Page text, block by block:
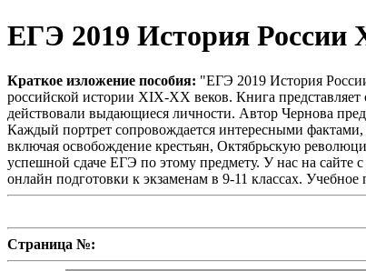
ЕГЭ 2019 История России
Краткое изложение пособия: "ЕГЭ 2019 История
российской истории XIX-XX веков. Книга
действовали выдающиеся личности. Автор Чернова
Каждый портрет сопровождается интересными
включая освобождение крестьян, Октябрьскую
успешной сдаче ЕГЭ по этому предмету. У нас на сайте
онлайн подготовки к экзаменам в 9-11 классах.
Страница №: